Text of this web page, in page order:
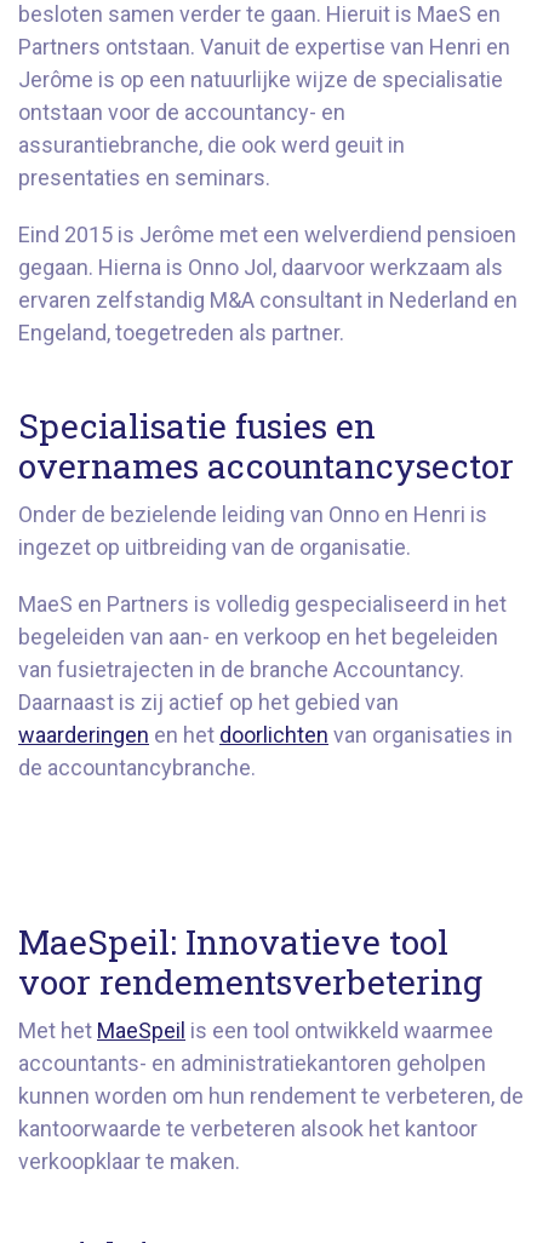
besloten samen verder te gaan. Hieruit is MaeS en
Partners ontstaan. Vanuit de expertise van Henri en
Jerôme is op een natuurlijke wijze de specialisatie
ontstaan voor de accountancy- en
assurantiebranche, die ook werd geuit in
presentaties en seminars.
Eind 2015 is Jerôme met een welverdiend pensioen
gegaan. Hierna is Onno Jol, daarvoor werkzaam als
ervaren zelfstandig M&A consultant in Nederland en
Engeland, toegetreden als partner.
Specialisatie fusies en
overnames accountancysector
Onder de bezielende leiding van Onno en Henri is
ingezet op uitbreiding van de organisatie.
MaeS en Partners is volledig gespecialiseerd in het
begeleiden van aan- en verkoop en het begeleiden
van fusietrajecten in de branche Accountancy.
Daarnaast is zij actief op het gebied van
waarderingen en het doorlichten van organisaties in
de accountancybranche.
MaeSpeil: Innovatieve tool
voor rendementsverbetering
Met het MaeSpeil is een tool ontwikkeld waarmee
accountants- en administratiekantoren geholpen
kunnen worden om hun rendement te verbeteren, de
kantoorwaarde te verbeteren alsook het kantoor
verkoopklaar te maken.